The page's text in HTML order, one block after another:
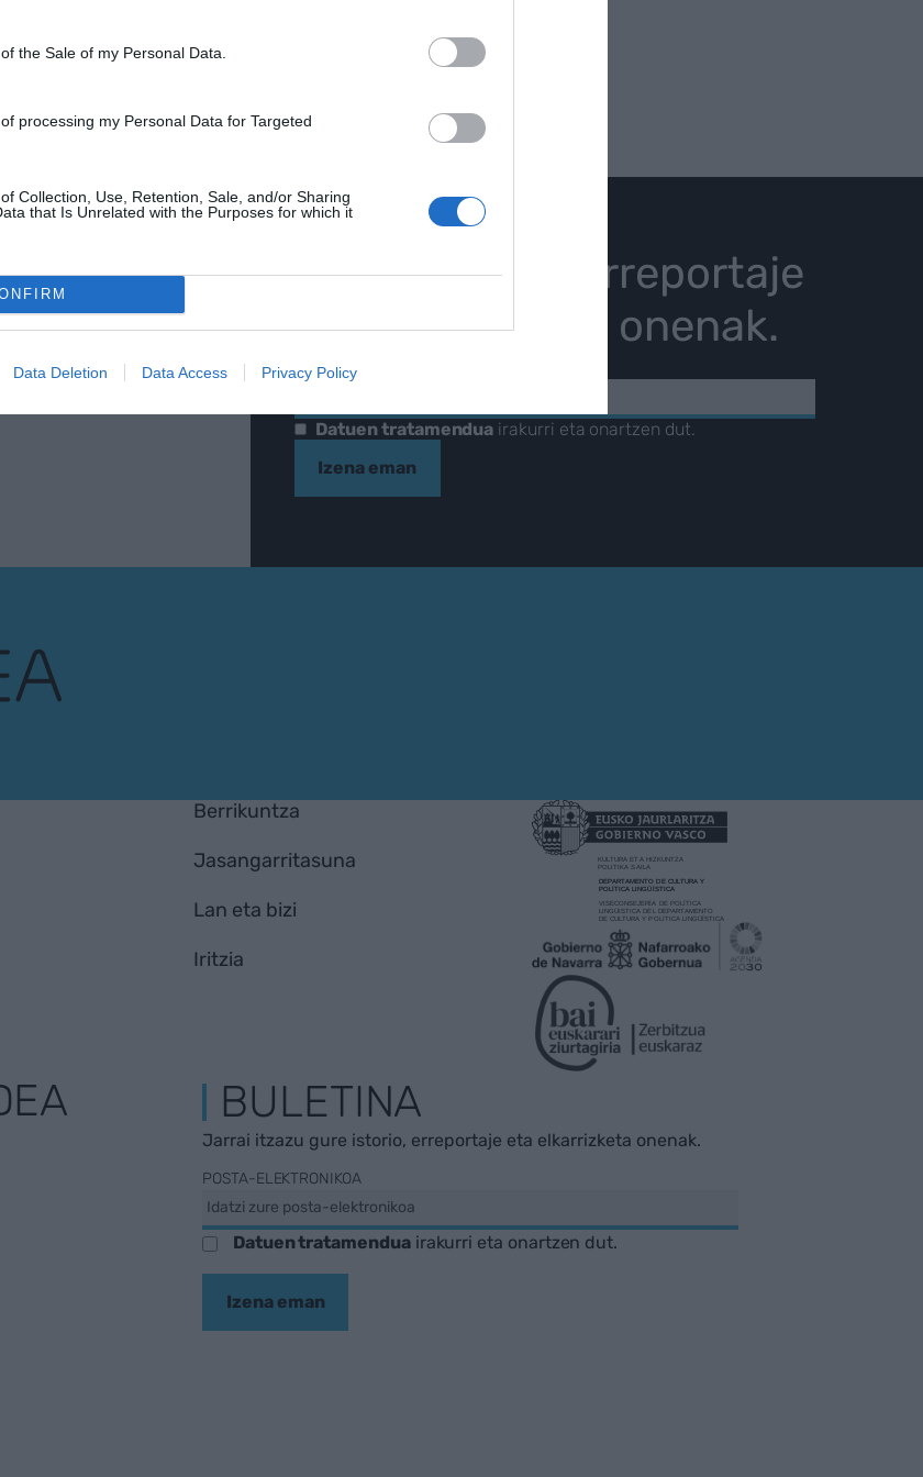
the Sale of my Personal Data.
processing my Personal Data for Targeted
Collection, Use, Retention, Sale, and/or Sharing
that Is Unrelated with the Purposes for which it
Data Deletion Data Access Privacy Policy
Gure historia, erreportaje
eta elkarrizketa onenak.
POSTA-ELEKTRONIKOA
Datuen tratamendua irakurri eta onartzen dut.
Izena eman
Berrikuntza
Jasangarritasuna
Lan eta bizi
Iritzia
BULETINA
Jarrai itzazu gure istorio, erreportaje eta elkarrizketa onenak.
POSTA-ELEKTRONIKOA
Datuen tratamenduairakurri eta onartzen dut.
Izena eman